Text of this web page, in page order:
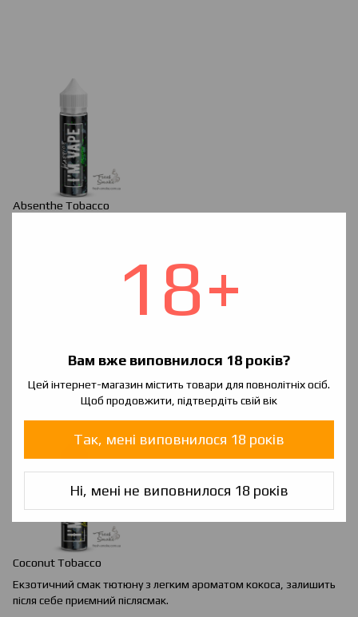
18+
Вам вже виповнилося 18 років?
Цей інтернет-магазин містить товари для повнолітніх осіб.
Щоб продовжити, підтвердіть свій вік
Так, мені виповнилося 18 років
Ні, мені не виповнилося 18 років
Absenthe Tobacco
М'який аромат тютюну з додаванням десертній нотки. Для
любителів оригінального.
Coconut Tobacco
Екзотичний смак тютюну з легким ароматом кокоса, залишить
після себе приємний післясмак.